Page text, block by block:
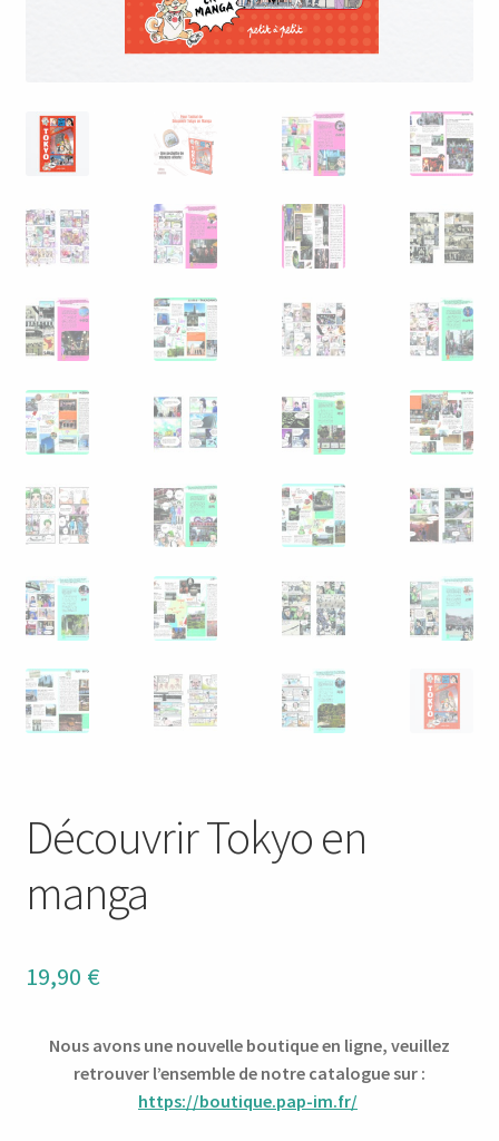
Découvrir Tokyo en
manga
19,90 €
Nous avons une nouvelle boutique en ligne, veuillez
retrouver l’ensemble de notre catalogue sur :
https://boutique.pap-im.fr/